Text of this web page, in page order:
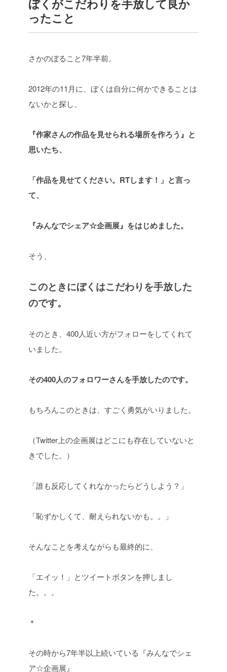
ぼくがこだわりを手放して良か
ったこと
さかのぼること7年半前。
2012年の11月に、ぼくは自分に何かできることは
ないかと探し、
『作家さんの作品を見せられる場所を作ろう』と
思いたち、
「作品を見せてください。RTします！」と言っ
て、
『みんなでシェア☆企画展』をはじめました。
そう、
このときにぼくはこだわりを手放した
のです。
そのとき、400人近い方がフォローをしてくれて
いました。
その400人のフォロワーさんを手放したのです。
もちろんこのときは、すごく勇気がいりました。
（Twitter上の企画展はどこにも存在していないと
きでした。）
「誰も反応してくれなかったらどうしよう？」
「恥ずかしくて、耐えられないかも。。」
そんなことを考えながらも最終的に、
「エイッ！」とツイートボタンを押しまし
た。。。
＊
その時から7年半以上続いている『みんなでシェ
ア☆企画展』